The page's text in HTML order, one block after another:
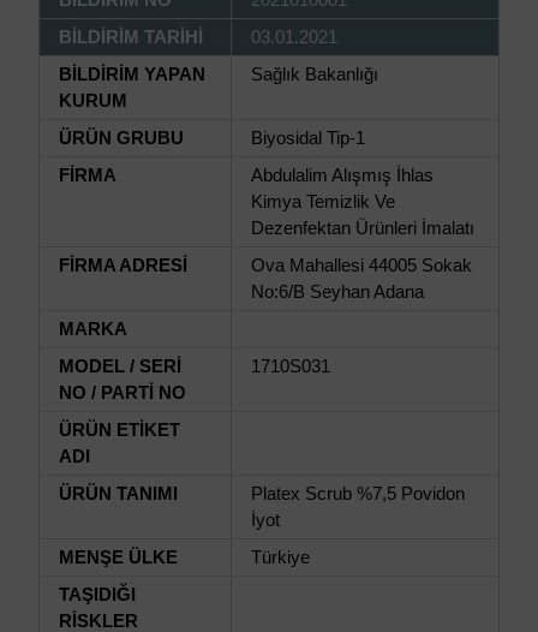
BİLDİRİM TARİHİ
03.01.2021
BİLDİRİM YAPAN
KURUM
Sağlık Bakanlığı
ÜRÜN GRUBU
Biyosidal Tip-1
FİRMA
Abdulalim Alışmış İhlas
Kimya Temizlik Ve
Dezenfektan Ürünleri İmalatı
FİRMA ADRESİ
Ova Mahallesi 44005 Sokak
No:6/B Seyhan Adana
MARKA
MODEL / SERİ
NO / PARTİ NO
1710S031
ÜRÜN ETİKET
ADI
ÜRÜN TANIMI
Platex Scrub %7,5 Povidon
İyot
MENŞE ÜLKE
Türkiye
TAŞIDIĞI
RİSKLER